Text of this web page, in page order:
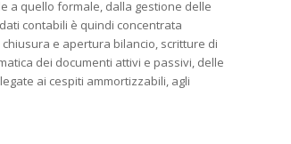
a quello formale, dalla gestione delle
contabili è quindi concentrata
e apertura bilancio, scritture di
dei documenti attivi e passivi, delle
ai cespiti ammortizzabili, agli